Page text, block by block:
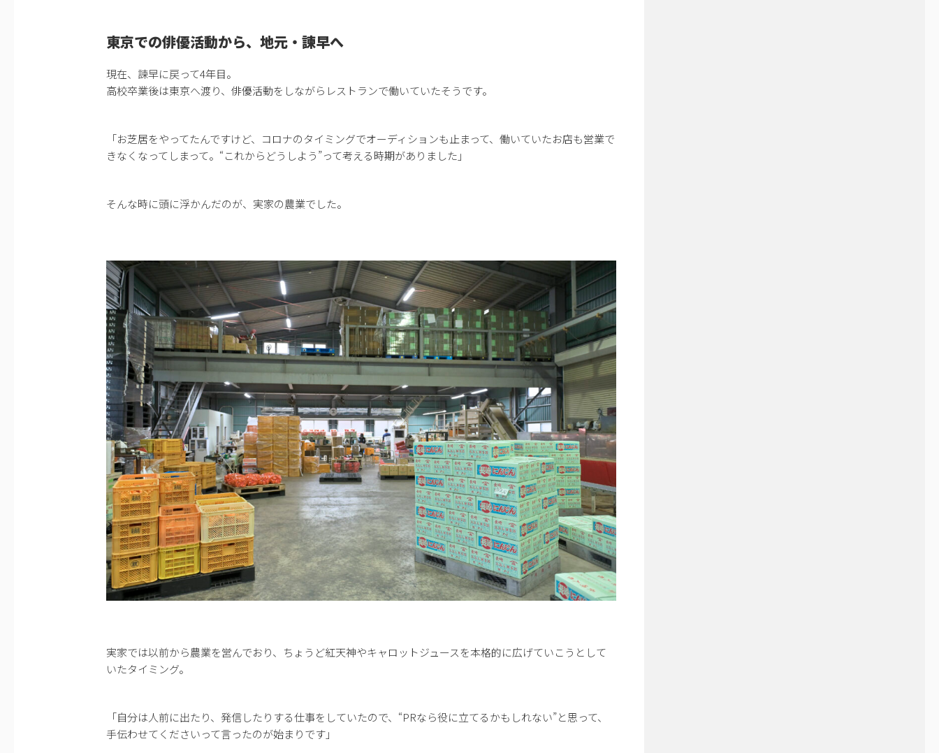
東京での俳優活動から、地元・諫早へ
現在、諫早に戻って4年目。
高校卒業後は東京へ渡り、俳優活動をしながらレストランで働いていたそうです。
「お芝居をやってたんですけど、コロナのタイミングでオーディションも止まって、働いていたお店も営業で
きなくなってしまって。“これからどうしよう”って考える時期がありました」
そんな時に頭に浮かんだのが、実家の農業でした。
実家では以前から農業を営んでおり、ちょうど紅天神やキャロットジュースを本格的に広げていこうとして
いたタイミング。
「自分は人前に出たり、発信したりする仕事をしていたので、“PRなら役に立てるかもしれない”と思って、
手伝わせてくださいって言ったのが始まりです」